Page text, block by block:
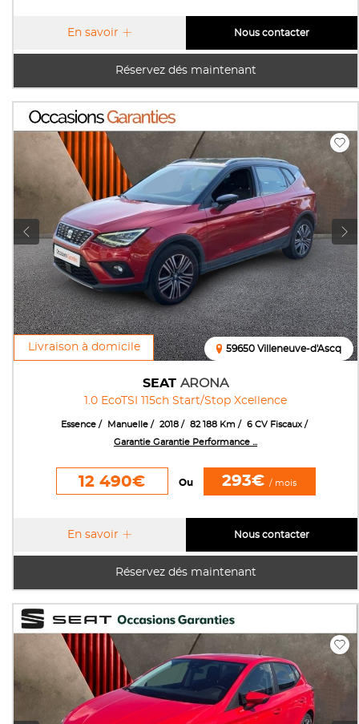
Réservez dés maintenant
En savoir Nous contacter
Livraison à domicile
SEAT ARONA
1.0 EcoTSI 115ch Start/Stop Xcellence
59650 Villeneuve-d'Ascq
Essence Manuelle 2018 82 188 Km
6 CV Fiscaux
Garantie Garantie Performance ...
12 490€ Ou 293€ / mois
Réservez dés maintenant
En savoir Nous contacter